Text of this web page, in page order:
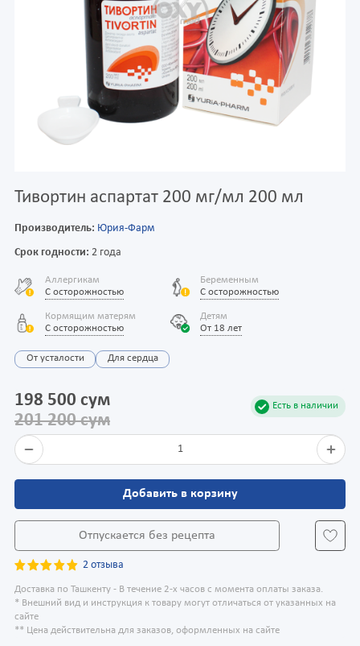
Тивортин аспартат 200 мг/мл 200 мл
Производитель: Юрия-Фарм
Срок годности: 2 года
Аллергикам
С осторожностью
Беременным
С осторожностью
Кормящим матерям
С осторожностью
Детям
От 18 лет
От усталости Для сердца
Есть в наличии
198 500 сум
201 200 сум
1
Добавить в корзину
Отпускается без рецепта
2 отзыва
Доставка по Ташкенту - В течение 2-х часов с момента оплаты заказа.
* Внешний вид и инструкция к товару могут отличаться от указанных на
сайте
** Цена действительна для заказов, оформленных на сайте